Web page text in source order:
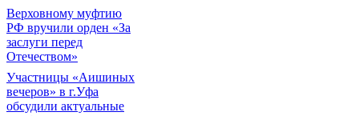
Верховному муфтию
РФ вручили орден «За
заслуги перед
Отечеством»
Участницы «Аишиных
вечеров» в г.Уфа
обсудили актуальные